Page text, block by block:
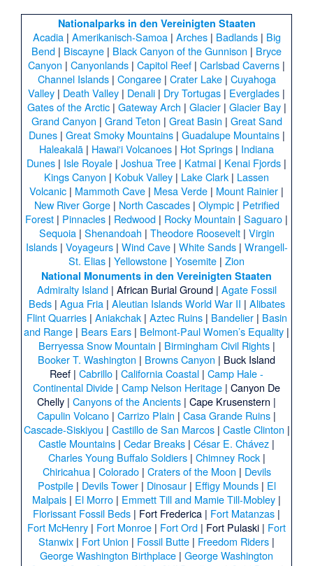
Nationalparks in den Vereinigten Staaten
Acadia| Amerikanisch-Samoa| Arches| Badlands| Big
Bend | Biscayne | Black Canyon of the Gunnison | Bryce
Canyon | Canyonlands | Capitol Reef | Carlsbad Caverns |
Channel Islands| Congaree| Crater Lake| Cuyahoga
Valley | Death Valley | Denali | Dry Tortugas | Everglades |
Gates of the Arctic| Gateway Arch | Glacier| Glacier Bay|
Grand Canyon | Grand Teton | Great Basin | Great Sand
Dunes| Great Smoky Mountains| Guadalupe Mountains|
Haleakalā | Hawaiʻi Volcanoes | Hot Springs | Indiana
Dunes | Isle Royale | Joshua Tree | Katmai | Kenai Fjords |
Kings Canyon | Kobuk Valley | Lake Clark | Lassen
Volcanic | Mammoth Cave | Mesa Verde | Mount Rainier |
New River Gorge| North Cascades| Olympic| Petrified
Forest | Pinnacles | Redwood | Rocky Mountain | Saguaro |
Sequoia| Shenandoah | Theodore Roosevelt| Virgin
Islands| Voyageurs| Wind Cave| White Sands| Wrangell-
St. Elias | Yellowstone | Yosemite | Zion
National Monuments in den Vereinigten Staaten
Admiralty Island| African Burial Ground| Agate Fossil
Beds| Agua Fria| Aleutian Islands World War II | Alibates
Flint Quarries| Aniakchak| Aztec Ruins| Bandelier| Basin
and Range | Bears Ears | Belmont-Paul Women’s Equality |
Berryessa Snow Mountain | Birmingham Civil Rights|
Booker T. Washington | Browns Canyon | Buck Island
Reef | Cabrillo | California Coastal | Camp Hale -
Continental Divide | Camp Nelson Heritage | Canyon De
Chelly | Canyons of the Ancients | Cape Krusenstern |
Capulin Volcano | Carrizo Plain | Casa Grande Ruins |
Cascade-Siskiyou | Castillo de San Marcos| Castle Clinton |
Castle Mountains | Cedar Breaks | César E. Chávez |
Charles Young Buffalo Soldiers| Chimney Rock|
Chiricahua| Colorado| Craters of the Moon | Devils
Postpile| Devils Tower| Dinosaur| Effigy Mounds| El
Malpais | El Morro | Emmett Till and Mamie Till-Mobley |
Florissant Fossil Beds | Fort Frederica | Fort Matanzas |
Fort McHenry | Fort Monroe | Fort Ord | Fort Pulaski | Fort
Stanwix | Fort Union | Fossil Butte | Freedom Riders |
George Washington Birthplace | George Washington